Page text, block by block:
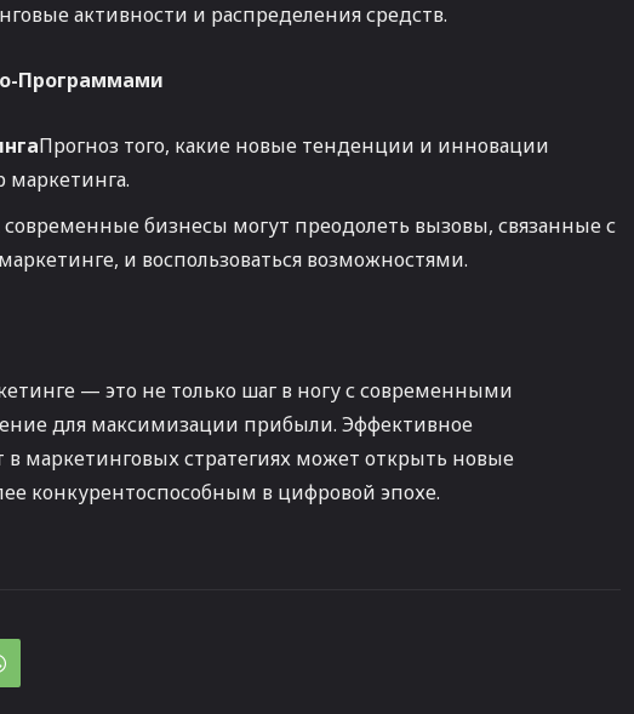
активности и распределения средств.
Программами
Прогноз того, какие новые тенденции и инновации
современные бизнесы могут преодолеть вызовы, связанные с
и воспользоваться возможностями.
— это не только шаг в ногу с современными
для максимизации прибыли. Эффективное
маркетинговых стратегиях может открыть новые
конкурентоспособным в цифровой эпохе.